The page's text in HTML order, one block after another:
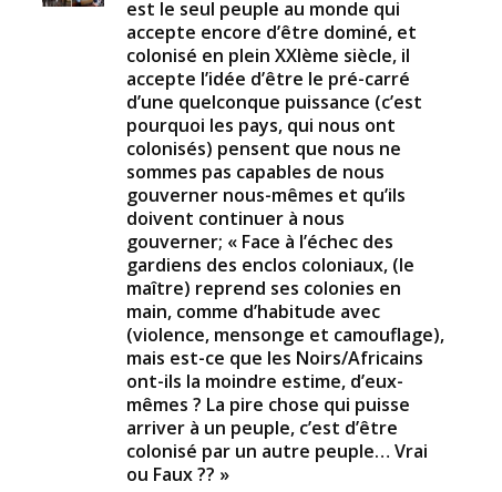
est le seul peuple au monde qui
accepte encore d’être dominé, et
colonisé en plein XXIème siècle, il
accepte l’idée d’être le pré-carré
d’une quelconque puissance (c’est
pourquoi les pays, qui nous ont
colonisés) pensent que nous ne
sommes pas capables de nous
gouverner nous-mêmes et qu’ils
doivent continuer à nous
gouverner; « Face à l’échec des
gardiens des enclos coloniaux, (le
maître) reprend ses colonies en
main, comme d’habitude avec
(violence, mensonge et camouflage),
mais est-ce que les Noirs/Africains
ont-ils la moindre estime, d’eux-
mêmes ? La pire chose qui puisse
arriver à un peuple, c’est d’être
colonisé par un autre peuple… Vrai
ou Faux ?? »